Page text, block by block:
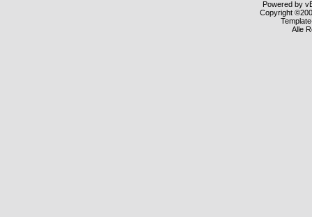
Powered by
Copyright
Alle